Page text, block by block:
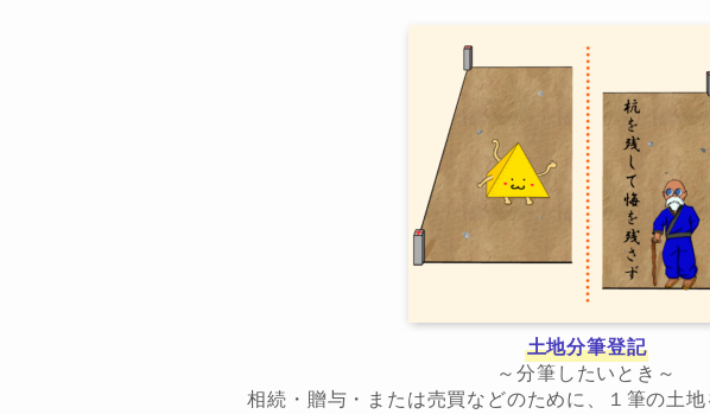
土地分筆登記
～分筆したいとき～
相続・贈与・または売買などのために、１筆の土地